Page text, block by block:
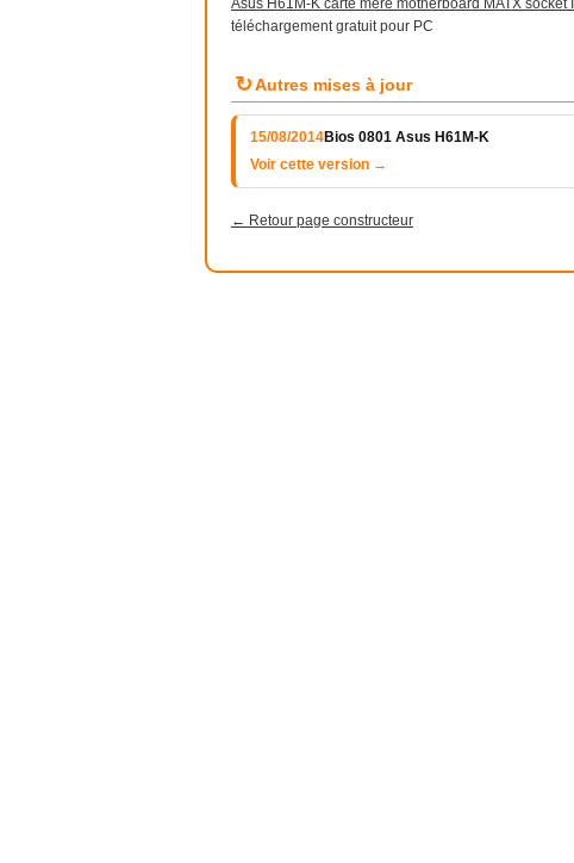
Asus H61M-K carte mère motherboard MATX socket
téléchargement gratuit pour PC
↻Autres mises à jour
15/08/2014Bios 0801 Asus H61M-K
Voir cette version →
← Retour page constructeur